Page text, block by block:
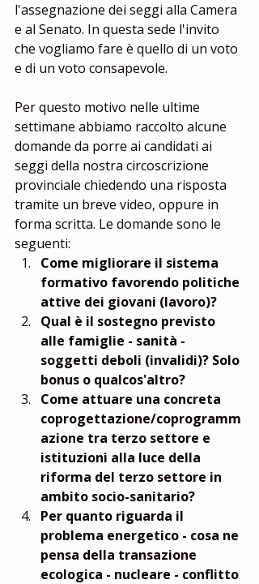
l'assegnazione dei seggi alla Camera
e al Senato. In questa sede l'invito
che vogliamo fare è quello di un voto
e di un voto consapevole.
Per questo motivo nelle ultime
settimane abbiamo raccolto alcune
domande da porre ai candidati ai
seggi della nostra circoscrizione
provinciale chiedendo una risposta
tramite un breve video, oppure in
forma scritta. Le domande sono le
seguenti:
Come migliorare il sistema
formativo favorendo politiche
attive dei giovani (lavoro)?
Qual è il sostegno previsto
alle famiglie - sanità -
soggetti deboli (invalidi)? Solo
bonus o qualcos'altro?
Come attuare una concreta
coprogettazione/coprogramm
azione tra terzo settore e
istituzioni alla luce della
riforma del terzo settore in
ambito socio-sanitario?
Per quanto riguarda il
problema energetico - cosa ne
pensa della transazione
ecologica - nucleare - conflitto